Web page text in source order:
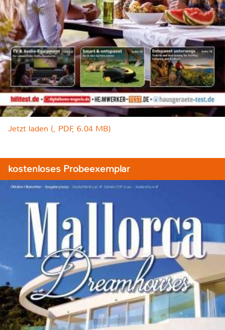
Jetzt laden (, PDF, 6.04 MB)
kostenloses Probeexemplar